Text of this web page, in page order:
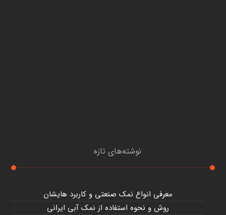
نوشته‌های تازه
معرفی انواع نمک صنعتی و کاربرد هایشان
روش و نحوه استفاده از نمک آبی ایرانی